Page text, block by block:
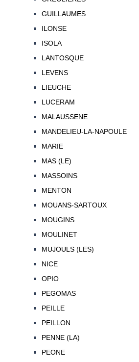
GUILLAUMES
ILONSE
ISOLA
LANTOSQUE
LEVENS
LIEUCHE
LUCERAM
MALAUSSENE
MANDELIEU-LA-NAPOULE
MARIE
MAS (LE)
MASSOINS
MENTON
MOUANS-SARTOUX
MOUGINS
MOULINET
MUJOULS (LES)
NICE
OPIO
PEGOMAS
PEILLE
PEILLON
PENNE (LA)
PEONE